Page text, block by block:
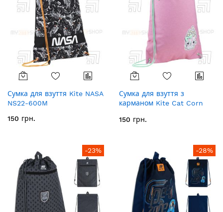
Сумка для взуття Kite NASA
NS22-600M
150 грн.
Сумка для взуття з
карманом Kite Cat Corn
150 грн.
-23% -28%